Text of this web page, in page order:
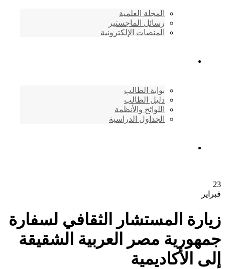
المجلة العلمية
رسائل الماجستير
المنصات الإلكترونية
بوابة الطالب
دليل الطالب
اللوائح والأنظمة
الجداول الدراسية
23
فبراير
زيارة المستشار الثقافي لسفارة
جمهورية مصر العربية الشقيقة
إلى الأكاديمية